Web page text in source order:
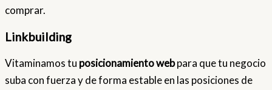
comprar.
Linkbuilding
Vitaminamos tu posicionamiento webpara que tu negocio
suba con fuerza y de forma estable en las posiciones de